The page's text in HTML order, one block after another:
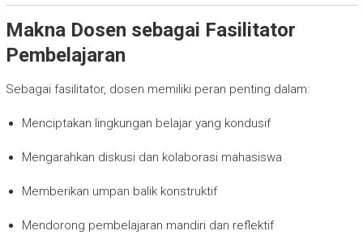
Makna Dosen sebagai Fasilitator
Pembelajaran
Sebagai fasilitator, dosen memiliki peran penting dalam:
Menciptakan lingkungan belajar yang kondusif
Mengarahkan diskusi dan kolaborasi mahasiswa
Memberikan umpan balik konstruktif
Mendorong pembelajaran mandiri dan reflektif